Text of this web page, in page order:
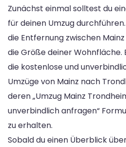
Zunächst einmal solltest du
für deinen Umzug
die Entfernung zwischen
die Größe deiner Wohnfläche.
die kostenlose und
Umzüge von Mainz nach
deren „Umzug Mainz
unverbindlich anfragen“
zu erhalten.
Sobald du einen Überblick